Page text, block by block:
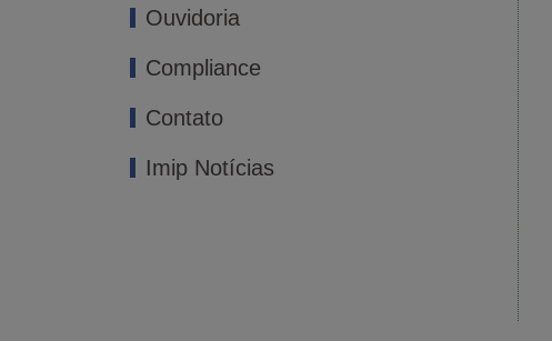
Ouvidoria
Compliance
Contato
Imip Notícias